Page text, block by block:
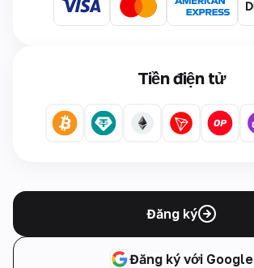
Tiền điện tử
Đăng ký
Đăng ký với Google